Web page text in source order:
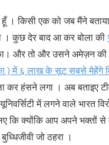
। किसी एक को जब मैंने
। कुछ देर बाद आ कर बोला की
और तो और उसने अमेज़न की
) में ६ लाख के सूट सबसे मेहेंगे
कर हंसने लगा । अब बताइए
में लगने वाले भारत
कि क्योंकि आप अपने भक्तों
जो ठहरा ।